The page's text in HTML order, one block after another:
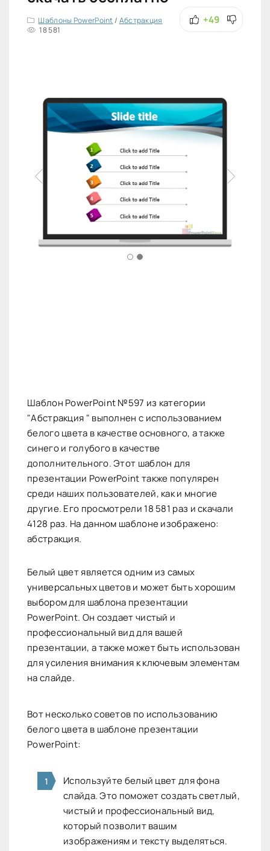
+49
Шаблоны PowerPoint/ Абстракция
18 581
Шаблон PowerPoint №597 из категории
"Абстракция " выполнен с использованием
белого цвета в качестве основного, а также
синего и голубого в качестве
дополнительного. Этот шаблон для
презентации PowerPoint также популярен
среди наших пользователей, как и многие
другие. Его просмотрели 18 581 раз и скачали
4128 раз. На данном шаблоне изображено:
абстракция.
Белый цвет является одним из самых
универсальных цветов и может быть хорошим
выбором для шаблона презентации
PowerPoint. Он создает чистый и
профессиональный вид для вашей
презентации, а также может быть использован
для усиления внимания к ключевым элементам
на слайде.
Вот несколько советов по использованию
белого цвета в шаблоне презентации
PowerPoint:
Используйте белый цвет для фона
слайда. Это поможет создать светлый,
чистый и профессиональный вид,
который позволит вашим
изображениям и тексту выделяться.